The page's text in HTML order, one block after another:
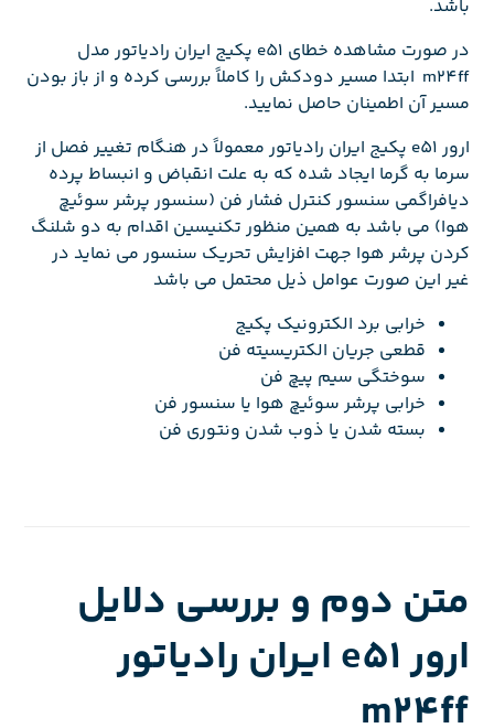
باشد.
در صورت مشاهده خطای e51 پکیج ایران رادیاتور مدل
m24ff ابتدا مسیر دودکش را کاملاً بررسی کرده و از باز بودن
مسیر آن اطمینان حاصل نمایید.
ارور e51 پکیج ایران رادیاتور معمولاً در هنگام تغییر فصل از
سرما به گرما ایجاد شده که به علت انقباض و انبساط پرده
دیافراگمی سنسور کنترل فشار فن (سنسور پرشر سوئیچ
هوا) می باشد به همین منظور تکنیسین اقدام به دو شلنگ
کردن پرشر هوا جهت افزایش تحریک سنسور می نماید در
غیر این صورت عوامل ذیل محتمل می باشد
خرابی برد الکترونیک پکیج
قطعی جریان الکتریسیته فن
سوختگی سیم پیچ فن
خرابی پرشر سوئیچ هوا یا سنسور فن
بسته شدن یا ذوب شدن ونتوری فن
متن دوم و بررسی دلایل
ارور e51 ایران رادیاتور
m24ff